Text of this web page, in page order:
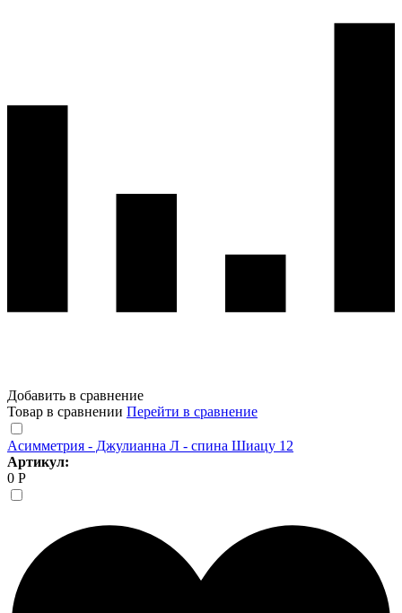
Добавить в сравнение
Товар в сравнении Перейти в сравнение
Асимметрия - Джулианна Л - спина Шиацу 12
Артикул:
0 Р